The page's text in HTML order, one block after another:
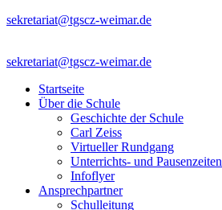
sekretariat@tgscz-weimar.de
sekretariat@tgscz-weimar.de
Startseite
Über die Schule
Geschichte der Schule
Carl Zeiss
Virtueller Rundgang
Unterrichts- und Pausenzeiten
Infoflyer
Ansprechpartner
Schulleitung